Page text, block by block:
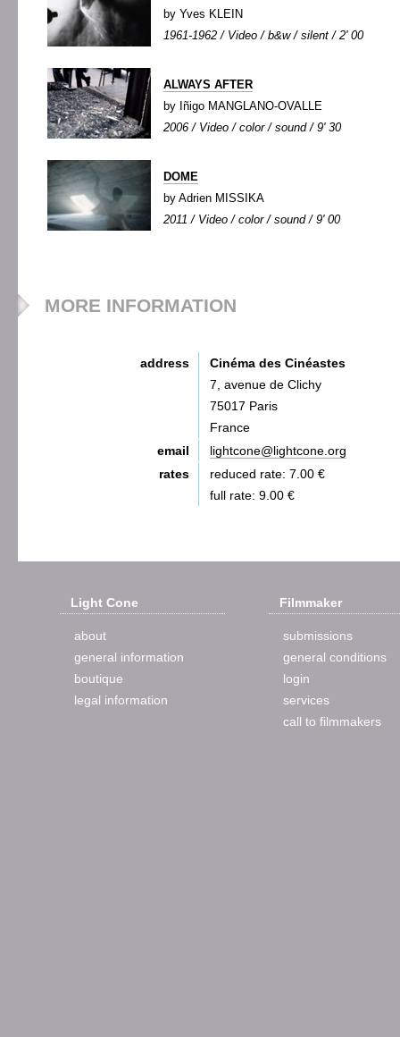
by Yves KLEIN
1961-1962 / Video / b&w / silent / 2' 00
ALWAYS AFTER
by Iñigo MANGLANO-OVALLE
2006 / Video / color / sound / 9' 30
DOME
by Adrien MISSIKA
2011 / Video / color / sound / 9' 00
MORE INFORMATION
address
Cinéma des Cinéastes
7, avenue de Clichy
75017 Paris
France
email
lightcone@lightcone.org
rates
reduced rate: 7.00 €
full rate: 9.00 €
Light Cone
about
general information
boutique
legal information
Filmmaker
submissions
general conditions
login
services
call to filmmakers